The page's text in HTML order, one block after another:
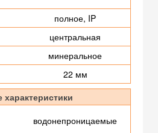
полное, IP
центральная
минеральное
22 мм
водонепроницаемые